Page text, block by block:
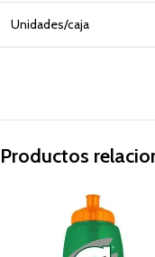
Unidades/caja
Productos